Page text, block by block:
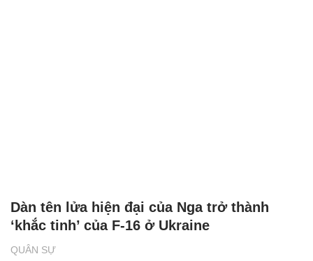
QUÂN SỰ
Dàn tên lửa hiện đại của Nga trở thành
‘khắc tinh’ của F-16 ở Ukraine